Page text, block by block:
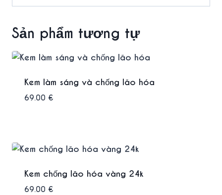
Sản phẩm tương tự
Kem làm sáng và chống lão hóa
69.00 €
Kem chống lão hóa vàng 24k
69.00 €